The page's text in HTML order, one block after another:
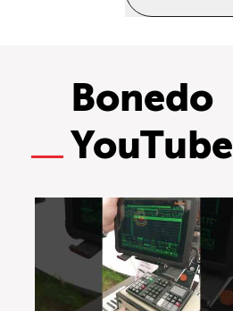
Bonedo
YouTube